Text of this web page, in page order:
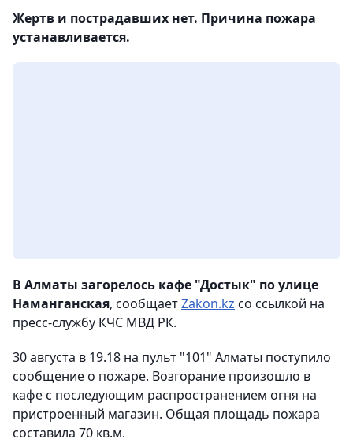
Жертв и пострадавших нет. Причина пожара
устанавливается.
В Алматы загорелось кафе "Достык" по улице
Наманганская, сообщаетZakon.kz со ссылкой на
пресс-службу КЧС МВД РК.
30 августа в 19.18 на пульт "101" Алматы поступило
сообщение о пожаре. Возгорание произошло в
кафе с последующим распространением огня на
пристроенный магазин. Общая площадь пожара
составила 70 кв.м.